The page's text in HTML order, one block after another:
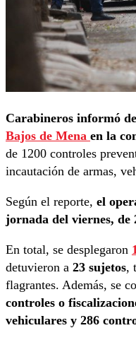
Carabineros informó
Bajos de Mena en la
de 1200 controles
incautación de armas,
Según el reporte, el
jornada del viernes, de
En total, se desplegaron
detuvieron a 23 sujetos,
flagrantes. Además, se
controles o
vehiculares y 286